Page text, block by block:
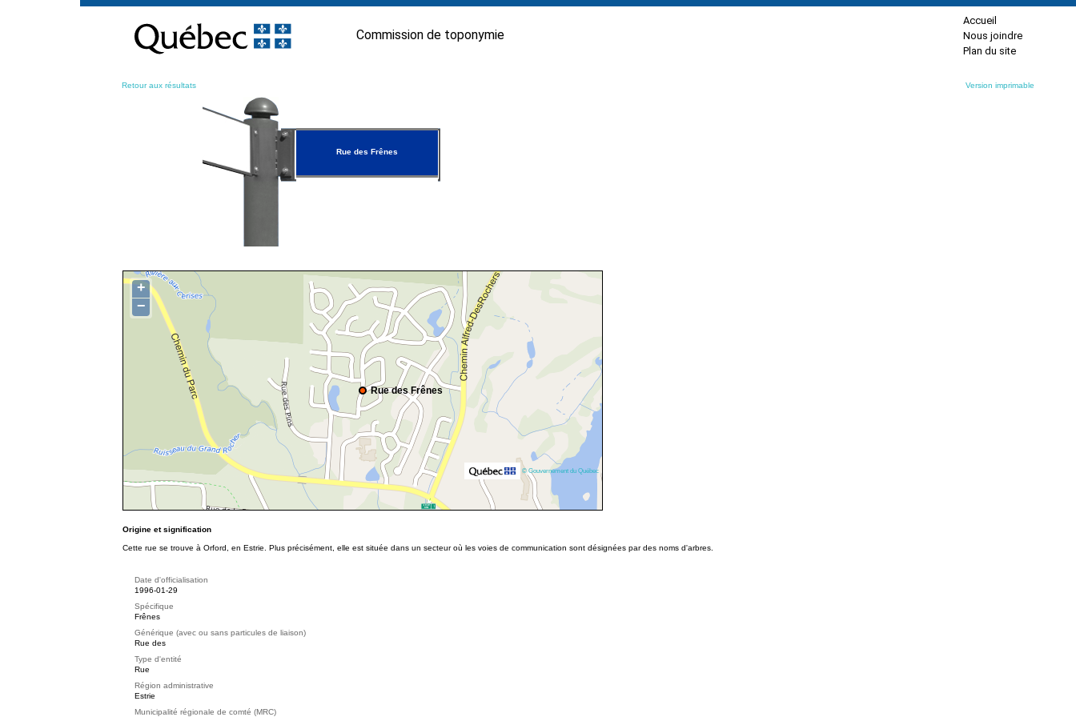
contenu
Commission de toponymie
Accueil
Nous joindre
Plan du site
Retour aux résultats Version imprimable
Rue des Frênes
Rue des Frênes
+
−
© Gouvernement du Québec
Origine et signification
Cette rue se trouve à Orford, en Estrie. Plus précisément, elle est située dans un secteur où les voies de communication sont désignées par des noms d'arbres.
Date d'officialisation
1996-01-29
Spécifique
Frênes
Générique (avec ou sans particules de liaison)
Rue des
Type d'entité
Rue
Région administrative
Estrie
Municipalité régionale de comté (MRC)